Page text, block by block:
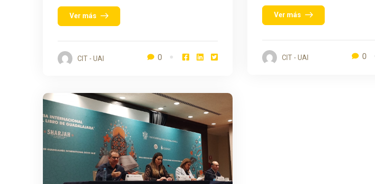
Ver más
CIT - UAI 0
Ver más
CIT - UAI 0